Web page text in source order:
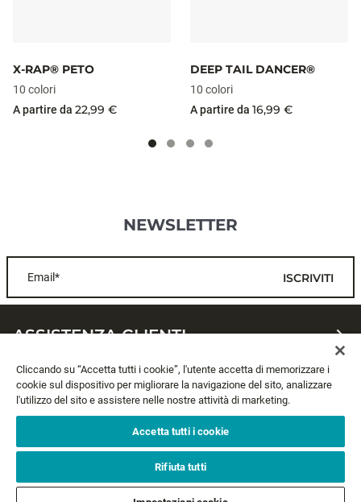
X-RAP® PETO
10 colori
A partire da 22,99 €
DEEP TAIL DANCER®
10 colori
A partire da 16,99 €
NEWSLETTER
Email* ISCRIVITI
ASSISTENZA CLIENTI
CHI SIAMO
LEGALE
Cliccando su “Accetta tutti i cookie”, l'utente accetta di memorizzare i
cookie sul dispositivo per migliorare la navigazione del sito, analizzare
l'utilizzo del sito e assistere nelle nostre attività di marketing.
Accetta tutti i cookie
Rifiuta tutti